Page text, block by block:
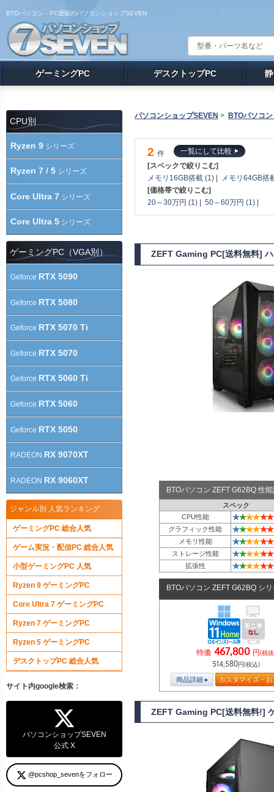
BTOパソコン・PC通販のパソコンショップSEVEN
ゲーミングPC デスクトップPC
パソコンショップSEVEN > BTOパソコ
2 件
一覧にして比較
[スペックで絞りこむ]
メモリ16GB搭載 (1) |
メモリ64GB搭
[価格帯で絞りこむ]
20～30万円 (1) | 50～60万円 (1) |
ZEFT Gaming PC[送料無料]
BTOパソコン ZEFT G62BQ 性
スペック
CPU性能
★★★★★★
グラフィック性能 ★★★★★★
メモリ性能 ★★★★★★
ストレージ性能 ★★★★★★
拡張性 ★★★★★★
BTOパソコン ZEFT G62BQ シ
特価 467,800 円(税
514,580円(税込)
商品詳細 カスタマイズ・
ZEFT Gaming PC[送料無料!]
CPU別
Ryzen 9 シリーズ
Ryzen 7 / 5 シリーズ
Core Ultra 7 シリーズ
Core Ultra 5 シリーズ
ゲーミングPC（VGA別）
Geforce RTX 5090
Geforce RTX 5080
Geforce RTX 5070 Ti
Geforce RTX 5070
Geforce RTX 5060 Ti
Geforce RTX 5060
Geforce RTX 5050
RADEON RX 9070XT
RADEON RX 9060XT
ジャンル別 人気ランキング
ゲーミングPC 総合人気
ゲーム実況・配信PC 総合人気
小型ゲーミングPC 人気
Ryzen 9 ゲーミングPC
Core Ultra 7 ゲーミングPC
Ryzen 7 ゲーミングPC
Ryzen 5 ゲーミングPC
デスクトップPC 総合人気
サイト内google検索：
パソコンショップSEVEN
公式 X
@pcshop_sevenをフォロー